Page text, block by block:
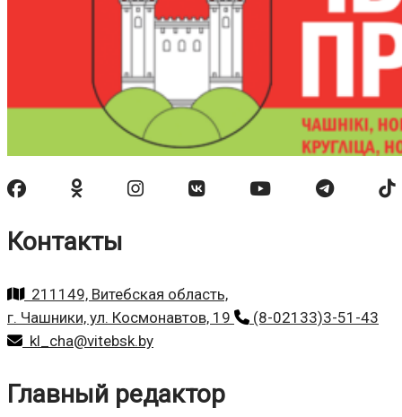
Контакты
211149, Витебская область,
г. Чашники, ул. Космонавтов, 19
(8-02133)3-51-43
kl_cha@vitebsk.by
Главный редактор